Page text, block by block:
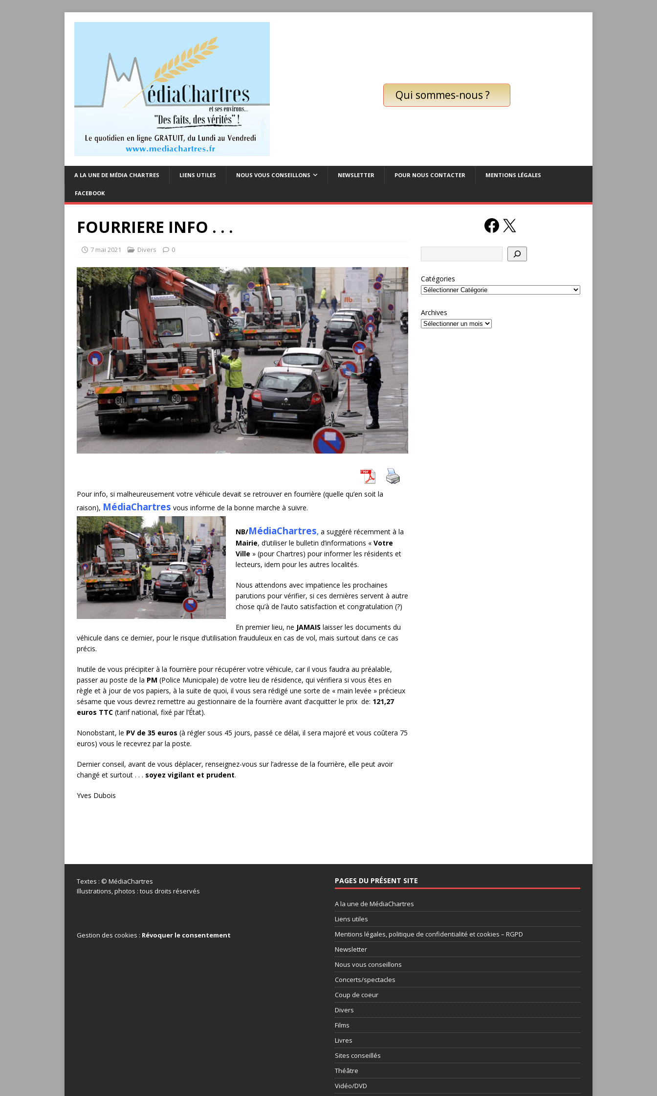
Qui sommes-nous ?
A LA UNE DE MÉDIA CHARTRES LIENS UTILES NOUS VOUS CONSEILLONS NEWSLETTER POUR NOUS CONTACTER MENTIONS LÉGALES
FACEBOOK
FOURRIERE INFO . . .
7 mai 2021 Divers 0
Pour info, si malheureusement votre véhicule devait se retrouver en fourrière (quelle qu’en soit la
raison), MédiaChartres vous informe de la bonne marche à suivre.
NB/MédiaChartres, a suggéré récemment à la
Mairie, d’utiliser le bulletin d’informations « Votre
Ville » (pour Chartres) pour informer les résidents et
lecteurs, idem pour les autres localités.
Nous attendons avec impatience les prochaines
parutions pour vérifier, si ces dernières servent à autre
chose qu’à de l’auto satisfaction et congratulation (?)
En premier lieu, ne JAMAIS laisser les documents du
véhicule dans ce dernier, pour le risque d’utilisation frauduleux en cas de vol, mais surtout dans ce cas
précis.
Inutile de vous précipiter à la fourrière pour récupérer votre véhicule, car il vous faudra au préalable,
passer au poste de la PM (Police Municipale) de votre lieu de résidence, qui vérifiera si vous êtes en
règle et à jour de vos papiers, à la suite de quoi, il vous sera rédigé une sorte de « main levée » précieux
sésame que vous devrez remettre au gestionnaire de la fourrière avant d’acquitter le prix de: 121,27
euros TTC (tarif national, fixé par l’État).
Nonobstant, le PV de 35 euros (à régler sous 45 jours, passé ce délai, il sera majoré et vous coûtera 75
euros) vous le recevrez par la poste.
Dernier conseil, avant de vous déplacer, renseignez-vous sur l’adresse de la fourrière, elle peut avoir
changé et surtout . . . soyez vigilant et prudent.
Yves Dubois
Catégories
Archives
Textes : © MédiaChartres
Illustrations, photos : tous droits réservés
Gestion des cookies : Révoquer le consentement
PAGES DU PRÉSENT SITE
A la une de MédiaChartres
Liens utiles
Mentions légales, politique de confidentialité et cookies – RGPD
Newsletter
Nous vous conseillons
Concerts/spectacles
Coup de coeur
Divers
Films
Livres
Sites conseillés
Théâtre
Vidéo/DVD